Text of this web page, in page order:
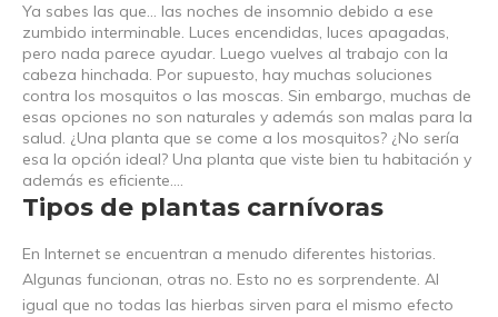
Ya sabes las que... las noches de insomnio debido a ese
zumbido interminable. Luces encendidas, luces apagadas,
pero nada parece ayudar. Luego vuelves al trabajo con la
cabeza hinchada. Por supuesto, hay muchas soluciones
contra los mosquitos o las moscas. Sin embargo, muchas de
esas opciones no son naturales y además son malas para la
salud. ¿Una planta que se come a los mosquitos? ¿No sería
esa la opción ideal? Una planta que viste bien tu habitación y
además es eficiente....
Tipos de plantas carnívoras
En Internet se encuentran a menudo diferentes historias.
Algunas funcionan, otras no. Esto no es sorprendente. Al
igual que no todas las hierbas sirven para el mismo efecto